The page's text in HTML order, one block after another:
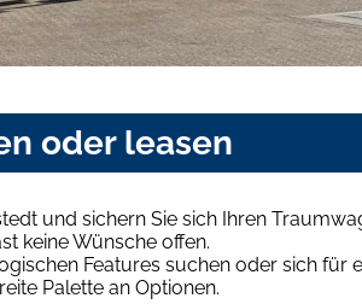
oder leasen
und sichern Sie sich Ihren
keine Wünsche offen.
Features suchen oder sich für
Palette an Optionen.